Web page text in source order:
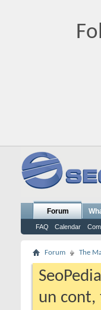
Forum
FAQ Calendar
Forum The
un cont,